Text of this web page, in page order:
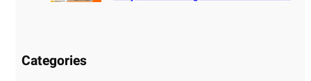
Categories